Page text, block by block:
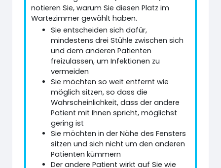
notieren Sie, warum Sie diesen Platz im
Wartezimmer gewählt haben.
Sie entscheiden sich dafür,
mindestens drei Stühle zwischen sich
und dem anderen Patienten
freizulassen, um Infektionen zu
vermeiden
Sie möchten so weit entfernt wie
möglich sitzen, so dass die
Wahrscheinlichkeit, dass der andere
Patient mit Ihnen spricht, möglichst
gering ist
Sie möchten in der Nähe des Fensters
sitzen und sich nicht um den anderen
Patienten kümmern
Der andere Patient wirkt auf Sie wie